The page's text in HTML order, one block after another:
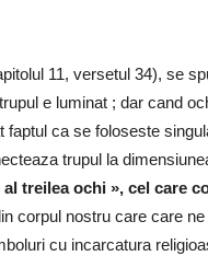
11, versetul 34), se
e luminat ; dar cand
faptul ca se foloseste
trupul la
treilea ochi », cel care
corpul nostru care care
cu incarcatura